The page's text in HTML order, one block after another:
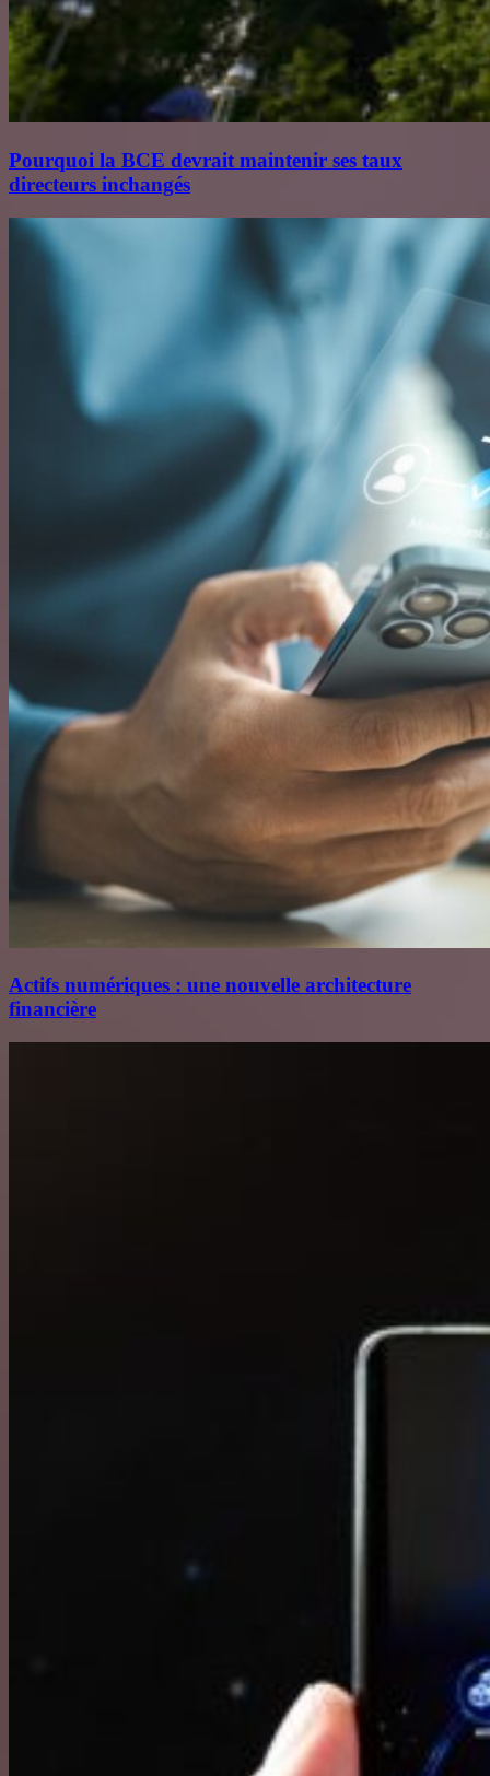
Pourquoi la BCE devrait maintenir ses taux
directeurs inchangés
Actifs numériques : une nouvelle architecture
financière